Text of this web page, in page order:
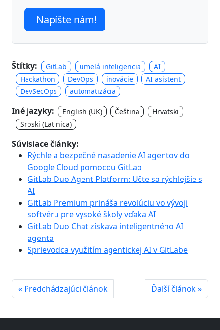
Napíšte nám!
Štítky: GitLab umelá inteligencia
AI
Hackathon
DevOps inovácie
AI asistent
DevSecOps
automatizácia
Iné jazyky: English (UK) Čeština
Hrvatski
Srpski (Latinica)
Súvisiace články:
Rýchle a bezpečné nasadenie AI agentov do
Google Cloud pomocou GitLab
GitLab Duo Agent Platform: Učte sa rýchlejšie s
AI
GitLab Premium prináša revolúciu vo vývoji
softvéru pre vysoké školy vďaka AI
GitLab Duo Chat získava inteligentného AI
agenta
Sprievodca využitím agentickej AI v GitLabe
« Predchádzajúci článok Ďalší článok »